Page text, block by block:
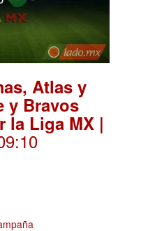
Atlas y
y Bravos
la Liga MX |